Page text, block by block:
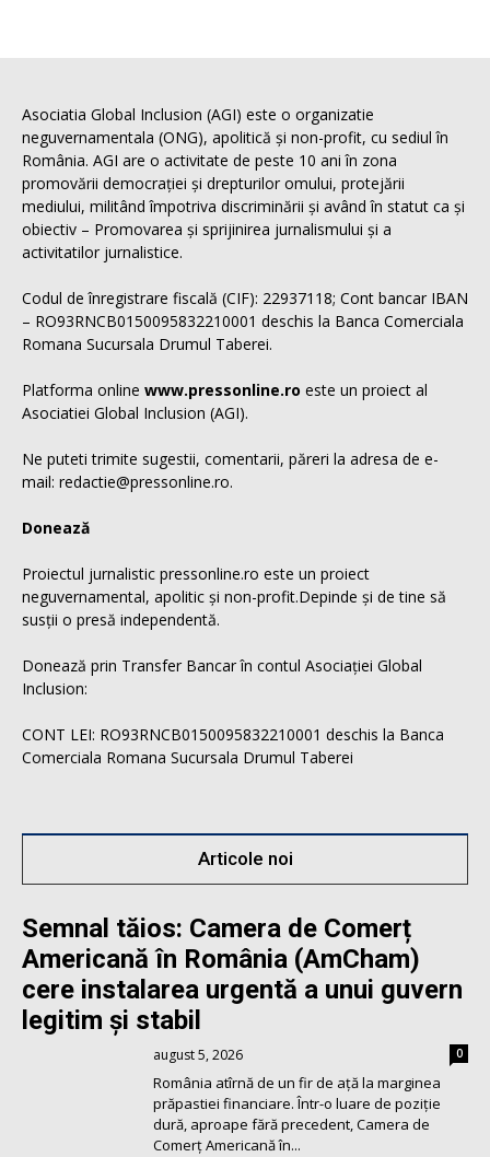
Asociatia Global Inclusion (AGI) este o organizatie
neguvernamentala (ONG), apolitică și non-profit, cu sediul în
România. AGI are o activitate de peste 10 ani în zona
promovării democrației și drepturilor omului, protejării
mediului, militând împotriva discriminării și având în statut ca și
obiectiv – Promovarea și sprijinirea jurnalismului și a
activitatilor jurnalistice.
Codul de înregistrare fiscală (CIF): 22937118; Cont bancar IBAN
– RO93RNCB0150095832210001 deschis la Banca Comerciala
Romana Sucursala Drumul Taberei.
Platforma online www.pressonline.ro este un proiect al
Asociatiei Global Inclusion (AGI).
Ne puteti trimite sugestii, comentarii, păreri la adresa de e-
mail: redactie@pressonline.ro.
Donează
Proiectul jurnalistic pressonline.ro este un proiect
neguvernamental, apolitic și non-profit.Depinde și de tine să
susții o presă independentă.
Donează prin Transfer Bancar în contul Asociației Global
Inclusion:
CONT LEI: RO93RNCB0150095832210001 deschis la Banca
Comerciala Romana Sucursala Drumul Taberei
Articole noi
Semnal tăios: Camera de Comerț
Americană în România (AmCham)
cere instalarea urgentă a unui guvern
legitim şi stabil
august 5, 2026 0
România atîrnă de un fir de ață la marginea
prăpastiei financiare. Într-o luare de poziție
dură, aproape fără precedent, Camera de
Comerț Americană în...